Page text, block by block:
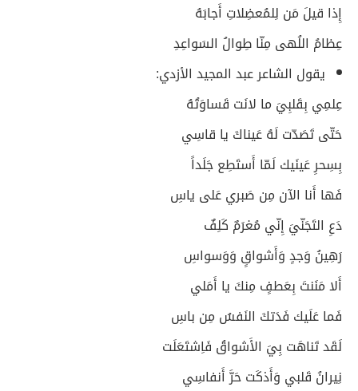
إِذا قيلَ مَن لِلمُعضِلاتِ أَجابَهُ
عِظامُ اللُهى مِنّا طِوالُ السَواعِدِ
يقول الشاعر عبد المجيد الأزدي:
عِلمِي بِقَلبِيَ ما لانَت قَساوَتُهُ
حَتّى تَصَدّت لَهُ عَيناكَ يا قاسِي
بِسِحرِ عَينَيك لَمّا أَستَطِع جَلَداً
فَها أَنا الآن مِن صَبري عَلى ياسِ
دَعِ التَجَنّيَ إِنّي مُغرَمٌ كَلِفٌ
رَهِينُ وَجدٍ وَأَشواقٍ وَوَسواسِ
أَلا مَنَنتَ بِعَطفٍ مِنكَ يا أَمَلي
فَما عَلَيك فَدَتكَ النَفسُ مِن باسِ
لَقَد تَناهَت بِيَ الأَشواقُ فَاِشتَعَلَت
نِيرانُ قَلبي وَأَذكَت حَرَّ أَنفاسِي